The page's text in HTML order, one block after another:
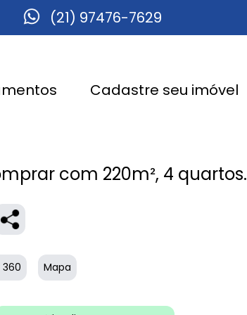
(21) 97476-7629
Cadastre seu imóvel
com 220m², 4 quartos.
360 Mapa